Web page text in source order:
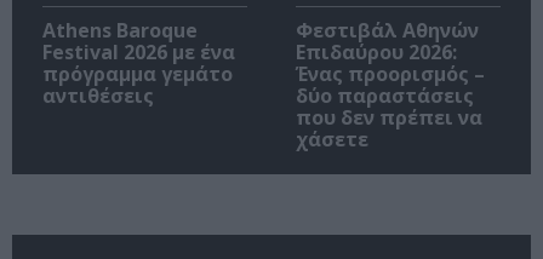
Athens Baroque
Festival 2026 με ένα
πρόγραμμα γεμάτο
αντιθέσεις
Φεστιβάλ Αθηνών
Επιδαύρου 2026:
Ένας προορισμός –
δύο παραστάσεις
που δεν πρέπει να
χάσετε